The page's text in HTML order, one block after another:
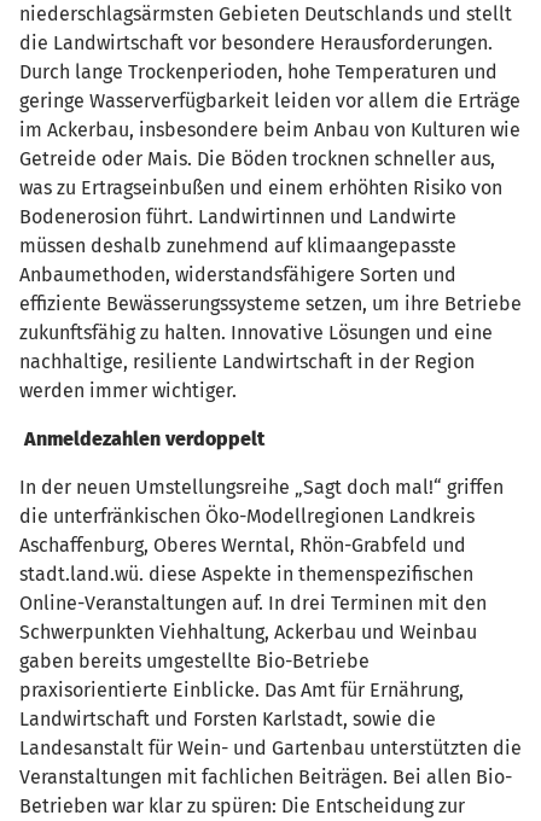
niederschlagsärmsten Gebieten Deutschlands und stellt
die Landwirtschaft vor besondere Herausforderungen.
Durch lange Trockenperioden, hohe Temperaturen und
geringe Wasserverfügbarkeit leiden vor allem die Erträge
im Ackerbau, insbesondere beim Anbau von Kulturen wie
Getreide oder Mais. Die Böden trocknen schneller aus,
was zu Ertragseinbußen und einem erhöhten Risiko von
Bodenerosion führt. Landwirtinnen und Landwirte
müssen deshalb zunehmend auf klimaangepasste
Anbaumethoden, widerstandsfähigere Sorten und
effiziente Bewässerungssysteme setzen, um ihre Betriebe
zukunftsfähig zu halten. Innovative Lösungen und eine
nachhaltige, resiliente Landwirtschaft in der Region
werden immer wichtiger.
Anmeldezahlen verdoppelt
In der neuen Umstellungsreihe „Sagt doch mal!“ griffen
die unterfränkischen Öko-Modellregionen Landkreis
Aschaffenburg, Oberes Werntal, Rhön-Grabfeld und
stadt.land.wü. diese Aspekte in themenspezifischen
Online-Veranstaltungen auf. In drei Terminen mit den
Schwerpunkten Viehhaltung, Ackerbau und Weinbau
gaben bereits umgestellte Bio-Betriebe
praxisorientierte Einblicke. Das Amt für Ernährung,
Landwirtschaft und Forsten Karlstadt, sowie die
Landesanstalt für Wein- und Gartenbau unterstützten die
Veranstaltungen mit fachlichen Beiträgen. Bei allen Bio-
Betrieben war klar zu spüren: Die Entscheidung zur